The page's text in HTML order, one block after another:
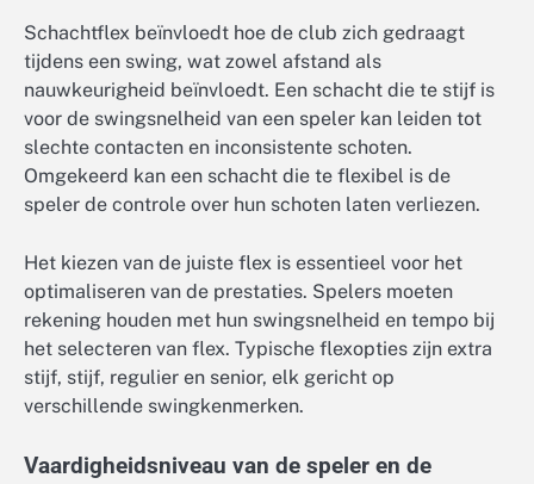
Schachtflex beïnvloedt hoe de club zich gedraagt
tijdens een swing, wat zowel afstand als
nauwkeurigheid beïnvloedt. Een schacht die te stijf is
voor de swingsnelheid van een speler kan leiden tot
slechte contacten en inconsistente schoten.
Omgekeerd kan een schacht die te flexibel is de
speler de controle over hun schoten laten verliezen.
Het kiezen van de juiste flex is essentieel voor het
optimaliseren van de prestaties. Spelers moeten
rekening houden met hun swingsnelheid en tempo bij
het selecteren van flex. Typische flexopties zijn extra
stijf, stijf, regulier en senior, elk gericht op
verschillende swingkenmerken.
Vaardigheidsniveau van de speler en de